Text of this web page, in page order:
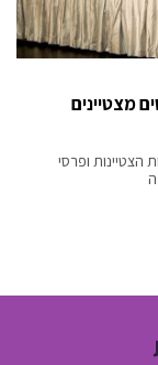
מצטיינים
ופרסי